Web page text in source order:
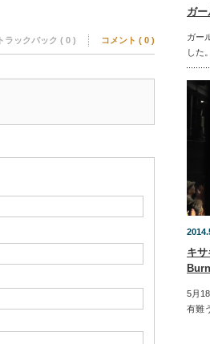
トラックバック ( 0 ) コメント ( 0 )
ガ
ガー
した
キ
5月
有難